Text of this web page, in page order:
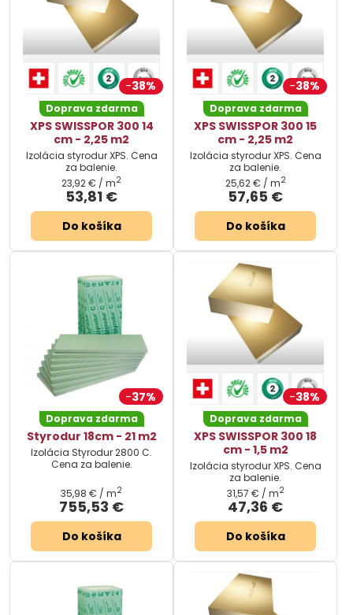
38%
Doprava zdarma
XPS SWISSPOR 300 14
cm - 2,25 m2
Izolácia styrodur XPS. Cena
za balenie.
53,81 €
23,92 € / m2
Do košíka
38%
Doprava zdarma
XPS SWISSPOR 300 15
cm - 2,25 m2
Izolácia styrodur XPS. Cena
za balenie.
57,65 €
25,62 € / m2
Do košíka
37%
Doprava zdarma
Styrodur 18cm - 21 m2
Izolácia Styrodur 2800 C.
Cena za balenie.
755,53 €
35,98 € / m2
Do košíka
38%
Doprava zdarma
XPS SWISSPOR 300 18
cm - 1,5 m2
Izolácia styrodur XPS. Cena
za balenie.
47,36 €
31,57 € / m2
Do košíka